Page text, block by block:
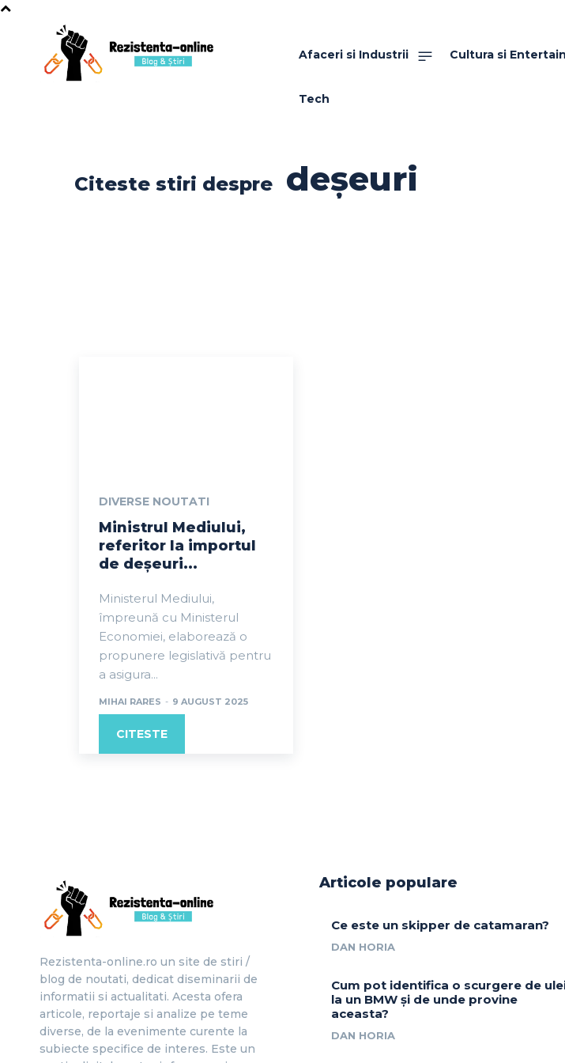
Afaceri si Industrii Cultura si
Tech
Citeste stiri despre deșeuri
DIVERSE NOUTATI
Ministrul Mediului,
referitor la importul
de deșeuri...
Ministerul Mediului,
împreună cu Ministerul
Economiei, elaborează o
propunere legislativă pentru
a asigura...
MIHAI RARES - 9 AUGUST 2025
CITESTE
Rezistenta-online.ro un site de stiri /
blog de noutati, dedicat diseminarii de
informatii si actualitati. Acesta ofera
articole, reportaje si analize pe teme
diverse, de la evenimente curente la
subiecte specifice de interes. Este un
Articole populare
Ce este un skipper de catamaran?
DAN HORIA
Cum pot identifica o scurgere de
la un BMW și de unde provine
aceasta?
DAN HORIA